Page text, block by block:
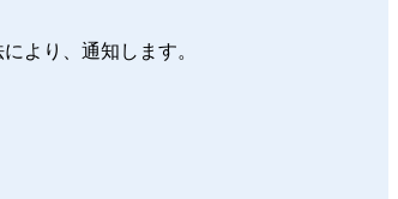
より、通知します。